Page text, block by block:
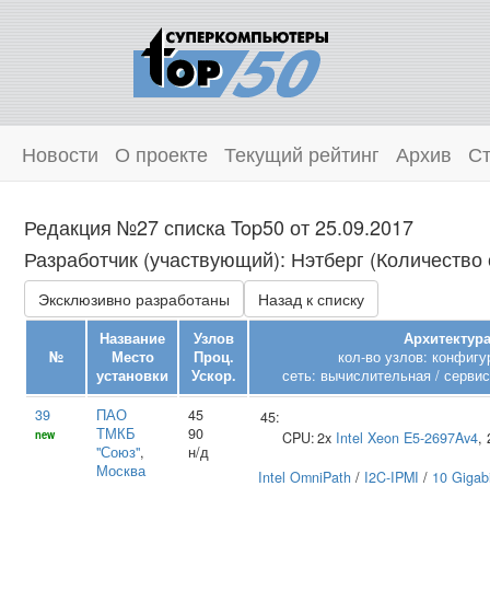
Новости О проекте Текущий рейтинг Архив
Редакция №27 списка Top50 от 25.09.2017
Разработчик (участвующий): Нэтберг (Количество
Эксклюзивно разработаны Назад к списку
№
Название
Место
установки
Узлов
Проц.
Ускор.
кол-во узлов:
сеть: вычислительная /
39
new
ПАО
ТМКБ
"Союз",
Москва
45
90
н/д
45:
CPU:2x Intel Xeon E5-2697Av4,
Intel OmniPath / I2C-IPMI / 10